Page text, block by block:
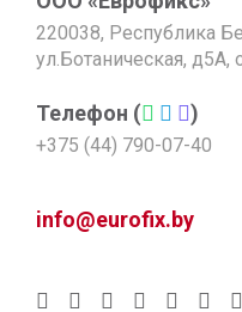
220038, Республика
ул.Ботаническая, д5А,
Телефон ( )
+375 (44) 790-07-40
info@eurofix.by